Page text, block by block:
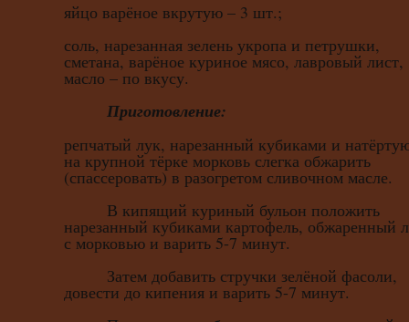
яйцо варёное вкрутую – 3 шт.;
соль, нарезанная зелень укропа и петрушки,
сметана, варёное куриное мясо, лавровый лист,
масло – по вкусу.
Приготовление:
репчатый лук, нарезанный кубиками и
на крупной тёрке морковь слегка обжарить
(спассеровать) в разогретом сливочном масле.
В кипящий куриный бульон положить
нарезанный кубиками картофель, обжаренный
с морковью и варить 5-7 минут.
Затем добавить стручки зелёной фасоли,
довести до кипения и варить 5-7 минут.